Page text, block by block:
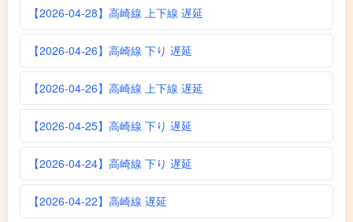
【2026-04-28】高崎線 上下線 遅延
【2026-04-26】高崎線 下り 遅延
【2026-04-26】高崎線 上下線 遅延
【2026-04-25】高崎線 下り 遅延
【2026-04-24】高崎線 下り 遅延
【2026-04-22】高崎線 遅延